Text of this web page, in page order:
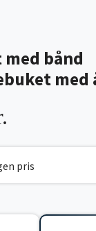
bånd
pris